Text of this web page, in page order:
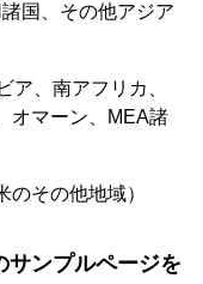
国、その他アジア
ア、南アフリカ、
オマーン、MEA諸
その他地域）
サンプルページを